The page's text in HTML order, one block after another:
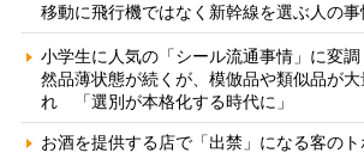
移動に飛行機ではなく新幹線を選ぶ人の事
小学生に人気の「シール流通事情」に変
然品薄状態が続くが、模倣品や類似品が
れ 「選別が本格化する時代に」
お酒を提供する店で「出禁」になる客の